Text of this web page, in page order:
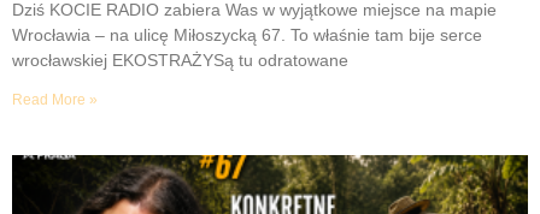
Dziś KOCIE RADIO zabiera Was w wyjątkowe miejsce na mapie
Wrocławia – na ulicę Miłoszycką 67. To właśnie tam bije serce
wrocławskiej EKOSTRAŻYSą tu odratowane
Read More »